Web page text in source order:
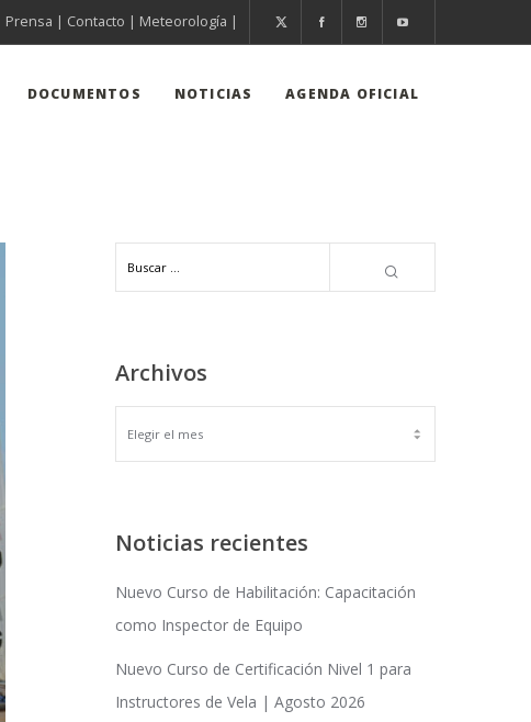
Prensa | Contacto | Meteorología |
DOCUMENTOS NOTICIAS AGENDA OFICIAL
Archivos
ARCHIVOS
Noticias recientes
Nuevo Curso de Habilitación: Capacitación
como Inspector de Equipo
Nuevo Curso de Certificación Nivel 1 para
Instructores de Vela | Agosto 2026